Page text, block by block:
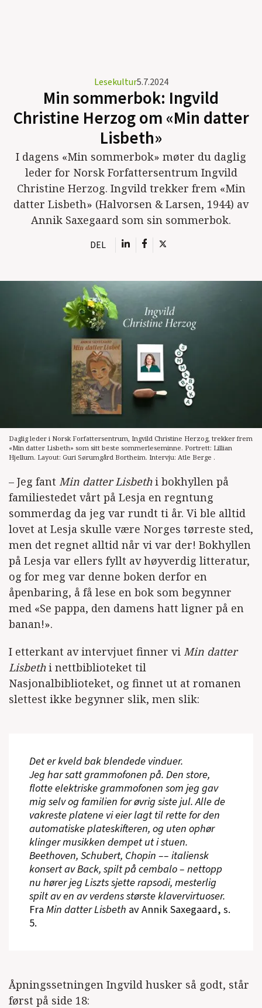
Lesekultur5.7.2024
Min sommerbok: Ingvild
Christine Herzog om «Min datter
Lisbeth»
I dagens «Min sommerbok» møter du daglig
leder for Norsk Forfattersentrum Ingvild
Christine Herzog. Ingvild trekker frem «Min
datter Lisbeth» (Halvorsen & Larsen, 1944) av
Annik Saxegaard som sin sommerbok.
DEL
Daglig leder i Norsk Forfattersentrum, Ingvild Christine Herzog, trekker frem
«Min datter Lisbeth» som sitt beste sommerleseminne. Portrett: Lillian
Hjellum. Layout: Guri Sørumgård Bortheim. Intervju: Atle Berge .
– Jeg fant Min datter Lisbethi bokhyllen på
familiestedet vårt på Lesja en regntung
sommerdag da jeg var rundt ti år. Vi ble alltid
lovet at Lesja skulle være Norges tørreste sted,
men det regnet alltid når vi var der! Bokhyllen
på Lesja var ellers fyllt av høyverdig litteratur,
og for meg var denne boken derfor en
åpenbaring, å få lese en bok som begynner
med «Se pappa, den damens hatt ligner på en
banan!».
I etterkant av intervjuet finner vi Min datter
Lisbethi nettbiblioteket til
Nasjonalbiblioteket, og finnet ut at romanen
slettest ikke begynner slik, men slik:
Det er kveld bak blendede vinduer.
Jeg har satt grammofonen på. Den store,
flotte elektriske grammofonen som jeg gav
mig selv og familien for øvrig siste jul. Alle de
vakreste platene vi eier lagt til rette for den
automatiske plateskifteren, og uten ophør
klinger musikken dempet ut i stuen.
Beethoven, Schubert, Chopin –– italiensk
konsert av Back, spilt på cembalo – nettopp
nu hører jeg Liszts sjette rapsodi, mesterlig
spilt av en av verdens største klavervirtuoser.
FraMin datter Lisbeth av Annik Saxegaard, s.
5.
Åpningssetningen Ingvild husker så godt, står
først på side 18: